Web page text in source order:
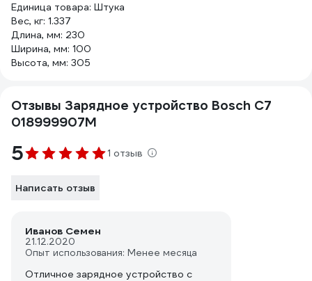
Единица товара: Штука
Вес, кг: 1.337
Длина, мм: 230
Ширина, мм: 100
Высота, мм: 305
Отзывы Зарядное устройство Bosch С7
018999907M
5 1 отзыв
Написать отзыв
Иванов Семен
21.12.2020
Опыт использования: Менее месяца
Отличное зарядное устройство с